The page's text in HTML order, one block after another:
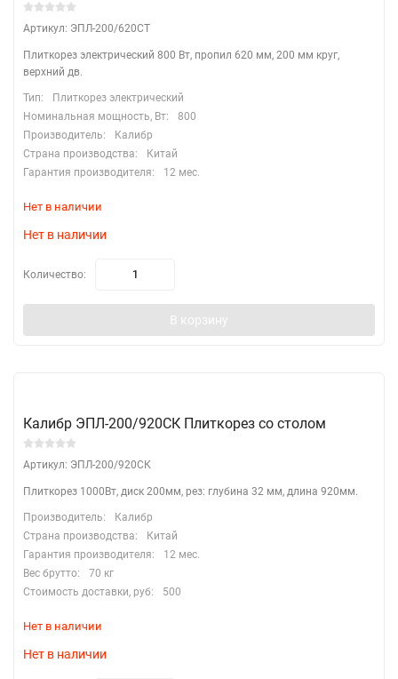
Артикул: ЭПЛ-200/620СТ
Плиткорез электрический 800 Вт, пропил 620 мм, 200 мм круг,
верхний дв.
Тип:
Плиткорез электрический
Номинальная мощность, Вт:
800
Производитель:
Калибр
Страна производства:
Китай
Гарантия производителя:
12 мес.
Нет в наличии
Нет в наличии
Количество:
В корзину
Калибр ЭПЛ-200/920СК Плиткорез со столом
Артикул: ЭПЛ-200/920СК
Плиткорез 1000Вт, диск 200мм, рез: глубина 32 мм, длина 920мм.
Производитель:
Калибр
Страна производства:
Китай
Гарантия производителя:
12 мес.
Вес брутто:
70 кг
Стоимость доставки, руб:
500
Нет в наличии
Нет в наличии